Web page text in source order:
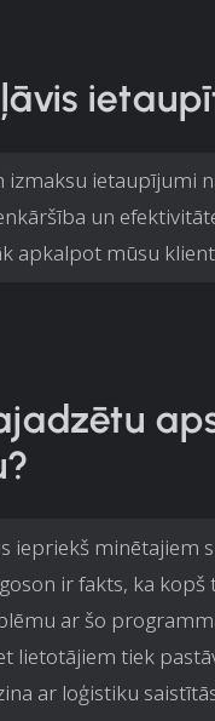
izmaksu ietaupījumi
un
apkalpot mūsu
iepriekš minētajiem
ir fakts, ka kopš
ar šo
lietotājiem tiek
ar loģistiku